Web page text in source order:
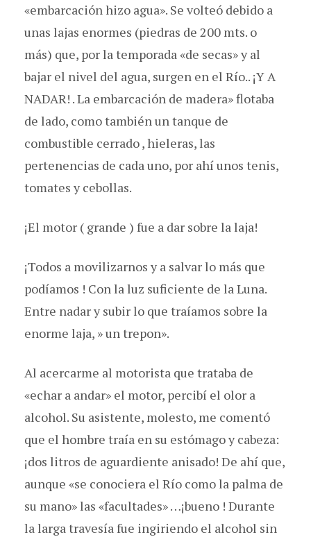
«embarcación hizo agua». Se volteó debido a
unas lajas enormes (piedras de 200 mts. o
más) que, por la temporada «de secas» y al
bajar el nivel del agua, surgen en el Río.. ¡Y A
NADAR! . La embarcación de madera» flotaba
de lado, como también un tanque de
combustible cerrado , hieleras, las
pertenencias de cada uno, por ahí unos tenis,
tomates y cebollas.
¡El motor ( grande ) fue a dar sobre la laja!
¡Todos a movilizarnos y a salvar lo más que
podíamos ! Con la luz suficiente de la Luna.
Entre nadar y subir lo que traíamos sobre la
enorme laja, » un trepon».
Al acercarme al motorista que trataba de
«echar a andar» el motor, percibí el olor a
alcohol. Su asistente, molesto, me comentó
que el hombre traía en su estómago y cabeza:
¡dos litros de aguardiente anisado! De ahí que,
aunque «se conociera el Río como la palma de
su mano» las «facultades» …¡bueno ! Durante
la larga travesía fue ingiriendo el alcohol sin